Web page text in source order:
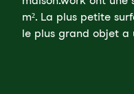
m². La plus petite
le plus grand objet a